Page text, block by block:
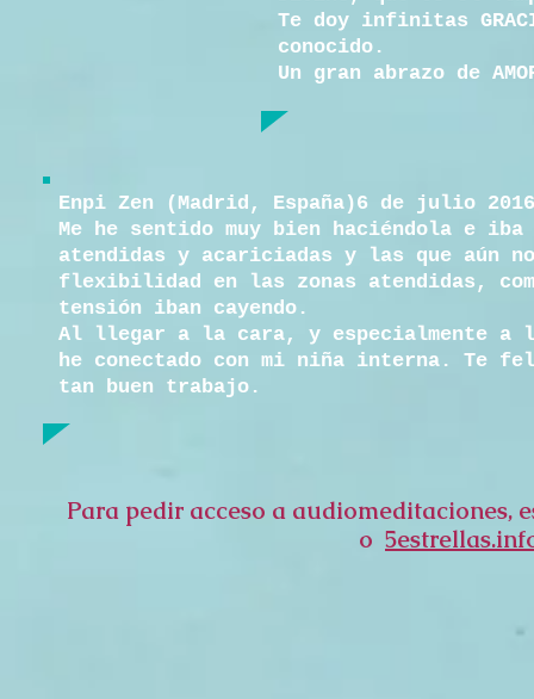
Te doy infinitas
conocido.
Un gran abrazo de
Enpi Zen (Madrid, España)6 de julio
Me he sentido muy bien haciéndola e
atendidas y acariciadas y las que aún
flexibilidad en las zonas atendidas,
tensión iban cayendo.
Al llegar a la cara, y especialmente a
he conectado con mi niña interna. Te
tan buen trabajo.
Para pedir acceso a audiomeditaciones,
o